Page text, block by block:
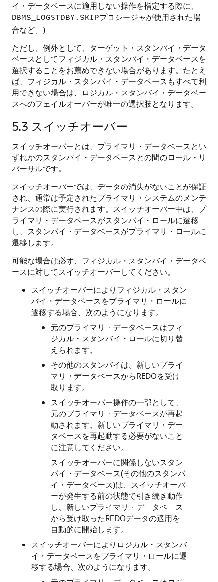
イ・データベースに適用しない操作を指定する際に、
DBMS_LOGSTDBY.SKIPプロシージャが使用された場
合など。)
ただし、例外として、ターゲット・スタンバイ・データ
ベースとしてフィジカル・スタンバイ・データベースを
選択することをお薦めできない場合があります。たとえ
ば、フィジカル・スタンバイ・データベースもすべて利
用できない場合は、ロジカル・スタンバイ・データベー
スへのフェイルオーバーが唯一の選択肢となります。
5.3 スイッチオーバー
スイッチオーバーとは、プライマリ・データベースとい
ずれかのスタンバイ・データベースとの間のロール・リ
バーサルです。
スイッチオーバーでは、データの消失がないことが保証
され、通常は予定されたプライマリ・システムのメンテ
ナンスの際に実行されます。スイッチオーバー中は、プ
ライマリ・データベースがスタンバイ・ロールに遷移
し、スタンバイ・データベースがプライマリ・ロールに
遷移します。
可能な場合は必ず、フィジカル・スタンバイ・データベ
ースに対してスイッチオーバーしてください。
スイッチオーバーによりフィジカル・スタン
バイ・データベースをプライマリ・ロールに
遷移する場合、次のようになります。
元のプライマリ・データベースはフィ
ジカル・スタンバイ・ロールに切り替
えられます。
その他のスタンバイは、新しいプライ
マリ・データベースからREDOを受け
取ります。
スイッチオーバー操作の一部として、
元のプライマリ・データベースが再起
動されます。新しいプライマリ・デー
タベースを再起動する必要がないこと
に注意してください。
スイッチオーバーに関係しないスタン
バイ・データベース(その他のスタンバ
イ・データベース)は、スイッチオーバ
ーが発生する前の状態で引き続き動作
し、新しいプライマリ・データベース
から受け取ったREDOデータの適用を
自動的に開始します。
スイッチオーバーによりロジカル・スタンバ
イ・データベースをプライマリ・ロールに遷
移する場合、次のようになります。